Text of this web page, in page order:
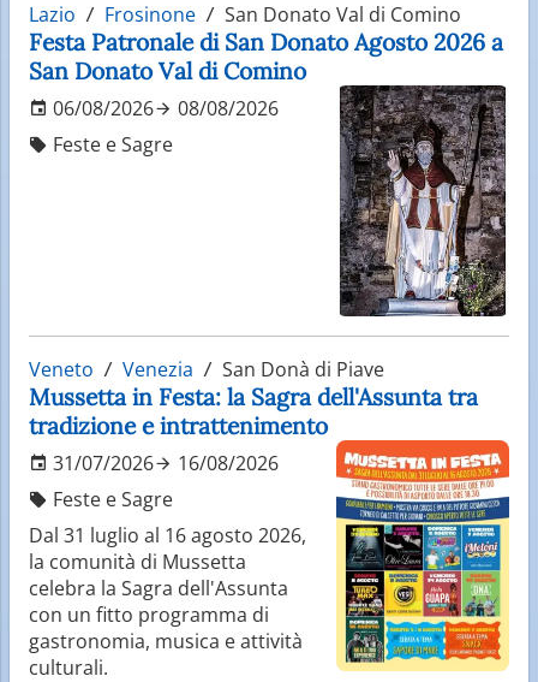
Lazio Frosinone San Donato Val di Comino
Festa Patronale di San Donato Agosto 2026 a
San Donato Val di Comino
06/08/2026
08/08/2026
Feste e Sagre
Veneto Venezia San Donà di Piave
Mussetta in Festa: la Sagra dell'Assunta tra
tradizione e intrattenimento
31/07/2026
16/08/2026
Feste e Sagre
Dal 31 luglio al 16 agosto 2026,
la comunità di Mussetta
celebra la Sagra dell'Assunta
con un fitto programma di
gastronomia, musica e attività
culturali.